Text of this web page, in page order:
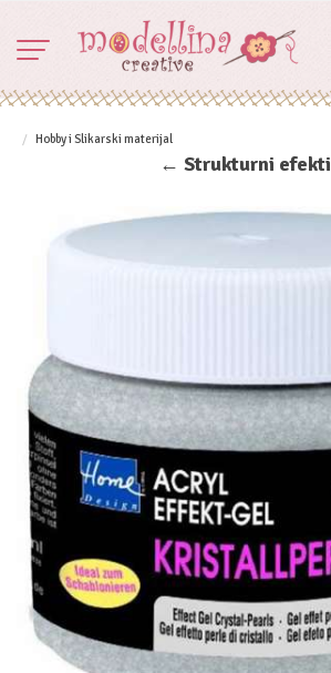
Hobby i Slikarski materijal
← Strukturni efekti